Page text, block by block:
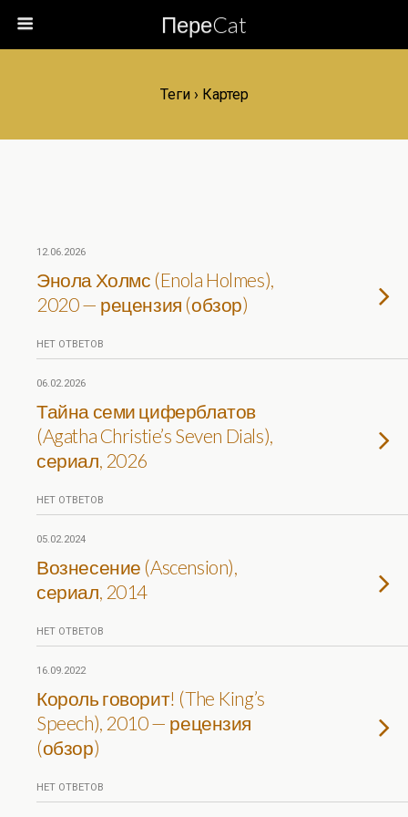
ПереCat
Теги › Картер
12.06.2026
Энола Холмс (Enola Holmes),
2020 — рецензия (обзор)
НЕТ ОТВЕТОВ
06.02.2026
Тайна семи циферблатов
(Agatha Christie’s Seven Dials),
сериал, 2026
НЕТ ОТВЕТОВ
05.02.2024
Вознесение (Ascension),
сериал, 2014
НЕТ ОТВЕТОВ
16.09.2022
Король говорит! (The King’s
Speech), 2010 — рецензия
(обзор)
НЕТ ОТВЕТОВ